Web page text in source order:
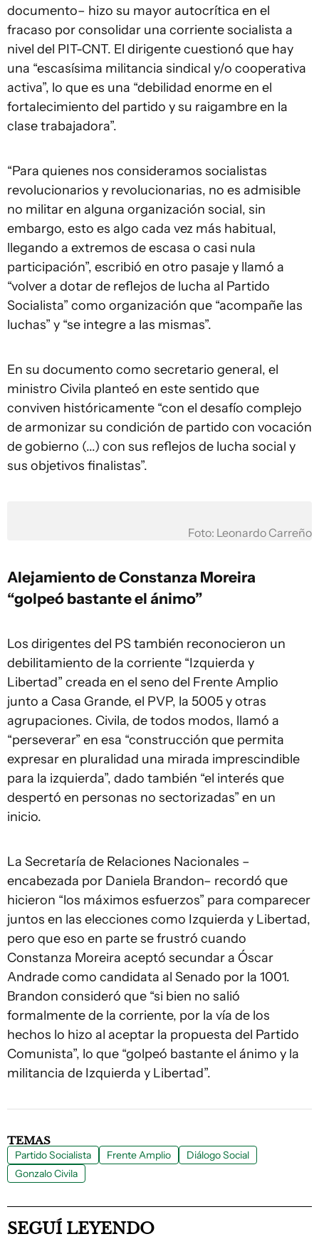
documento– hizo su mayor autocrítica en el
fracaso por consolidar una corriente socialista a
nivel del PIT-CNT. El dirigente cuestionó que hay
una “escasísima militancia sindical y/o cooperativa
activa”, lo que es una “debilidad enorme en el
fortalecimiento del partido y su raigambre en la
clase trabajadora”.
“Para quienes nos consideramos socialistas
revolucionarios y revolucionarias, no es admisible
no militar en alguna organización social, sin
embargo, esto es algo cada vez más habitual,
llegando a extremos de escasa o casi nula
participación”, escribió en otro pasaje y llamó a
“volver a dotar de reflejos de lucha al Partido
Socialista” como organización que “acompañe las
luchas” y “se integre a las mismas”.
En su documento como secretario general, el
ministro Civila planteó en este sentido que
conviven históricamente “con el desafío complejo
de armonizar su condición de partido con vocación
de gobierno (...) con sus reflejos de lucha social y
sus objetivos finalistas”.
Foto: Leonardo Carreño
Alejamiento de Constanza Moreira
“golpeó bastante el ánimo”
Los dirigentes del PS también reconocieron un
debilitamiento de la corriente “Izquierda y
Libertad” creada en el seno del Frente Amplio
junto a Casa Grande, el PVP, la 5005 y otras
agrupaciones. Civila, de todos modos, llamó a
“perseverar” en esa “construcción que permita
expresar en pluralidad una mirada imprescindible
para la izquierda”, dado también “el interés que
despertó en personas no sectorizadas” en un
inicio.
La Secretaría de Relaciones Nacionales –
encabezada por Daniela Brandon– recordó que
hicieron “los máximos esfuerzos” para comparecer
juntos en las elecciones como Izquierda y Libertad,
pero que eso en parte se frustró cuando
Constanza Moreira aceptó secundar a Óscar
Andrade como candidata al Senado por la 1001.
Brandon consideró que “si bien no salió
formalmente de la corriente, por la vía de los
hechos lo hizo al aceptar la propuesta del Partido
Comunista”, lo que “golpeó bastante el ánimo y la
militancia de Izquierda y Libertad”.
TEMAS
Partido Socialista Frente Amplio
Diálogo Social
Gonzalo Civila
SEGUÍ LEYENDO